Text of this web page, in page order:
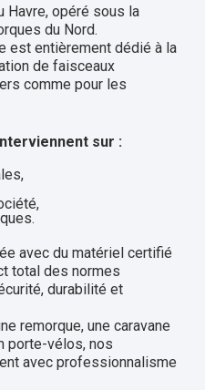
Havre, opéré sous la
du Nord.
est entièrement dédié à la
de faisceaux
comme pour les
sur :
avec du matériel certifié
total des normes
durabilité et
remorque, une caravane
porte-vélos, nos
avec professionnalisme